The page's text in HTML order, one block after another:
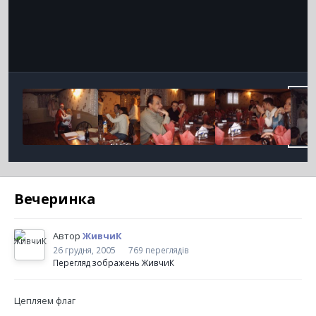
Вечеринка
Автор ЖивчиК
26 грудня, 2005
769 переглядів
Перегляд зображень ЖивчиК
Цепляем флаг